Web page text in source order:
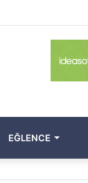
EĞLENCE